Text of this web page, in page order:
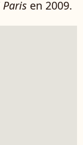
en 2009.